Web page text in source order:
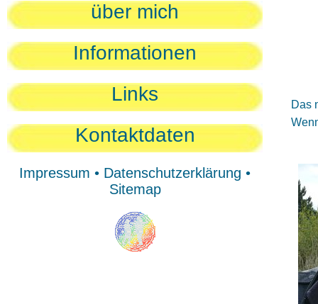
über mich
Informationen
Links
Kontaktdaten
Impressum • Datenschutzerklärung •
Sitemap
Das